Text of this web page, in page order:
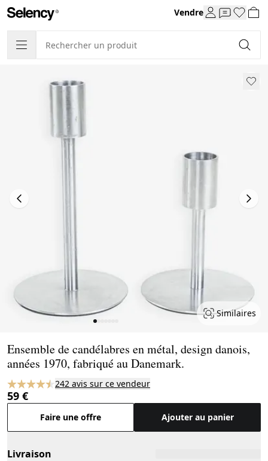
Vendre
Similaires
Ensemble de candélabres en métal, design danois,
années 1970, fabriqué au Danemark.
242 avis sur ce vendeur
59 €
Faire une offre Ajouter au panier
Livraison